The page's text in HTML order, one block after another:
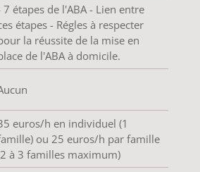
7 étapes de l'ABA - Lien entre
étapes - Régles à respecter
la réussite de la mise en
de l'ABA à domicile.
euros/h en individuel (1
ou 25 euros/h par famille
à 3 familles maximum)